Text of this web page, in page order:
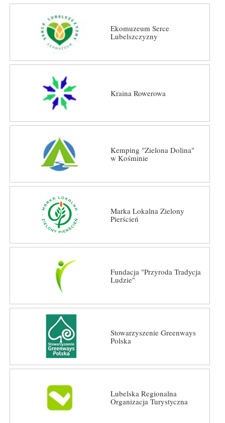
Ekomuzeum Serce
Lubelszczyzny
Kraina Rowerowa
Kemping "Zielona Dolina"
w Kośminie
Marka Lokalna Zielony
Pierścień
Fundacja "Przyroda Tradycja
Ludzie"
Stowarzyszenie Greenways
Polska
Lubelska Regionalna
Organizacja Turystyczna